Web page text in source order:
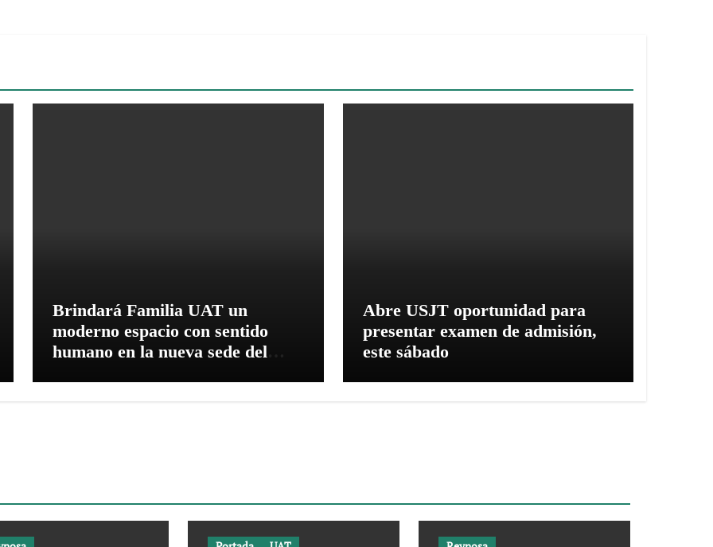
Brindará Familia UAT un
moderno espacio con sentido
humano en la nueva sede del
Abre USJT oportunidad para
presentar examen de admisión,
este sábado